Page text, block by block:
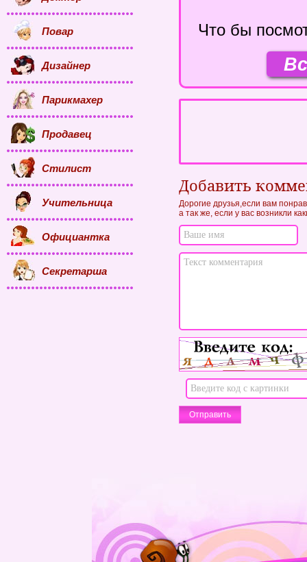
Что бы
Добавить
Дорогие друзья,если вам
а так же, если у вас возникли
Повар
Дизайнер
Парикмахер
Продавец
Стилист
Учительница
Официантка
Секретарша